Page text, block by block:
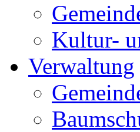
Kultur-
Verwaltung